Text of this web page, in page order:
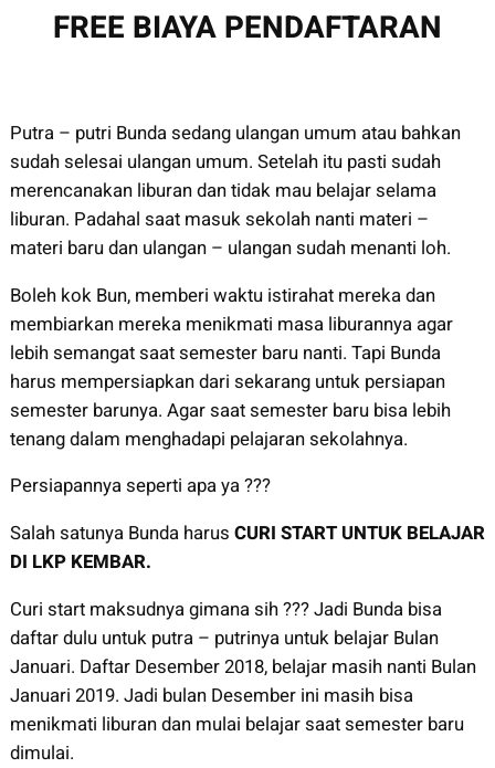
FREE BIAYA PENDAFTARAN
Putra – putri Bunda sedang ulangan umum atau bahkan
sudah selesai ulangan umum. Setelah itu pasti sudah
merencanakan liburan dan tidak mau belajar selama
liburan. Padahal saat masuk sekolah nanti materi –
materi baru dan ulangan – ulangan sudah menanti loh.
Boleh kok Bun, memberi waktu istirahat mereka dan
membiarkan mereka menikmati masa liburannya agar
lebih semangat saat semester baru nanti. Tapi Bunda
harus mempersiapkan dari sekarang untuk persiapan
semester barunya. Agar saat semester baru bisa lebih
tenang dalam menghadapi pelajaran sekolahnya.
Persiapannya seperti apa ya ???
Salah satunya Bunda harus CURI START UNTUK BELAJAR
DI LKP KEMBAR.
Curi start maksudnya gimana sih ??? Jadi Bunda bisa
daftar dulu untuk putra – putrinya untuk belajar Bulan
Januari. Daftar Desember 2018, belajar masih nanti Bulan
Januari 2019. Jadi bulan Desember ini masih bisa
menikmati liburan dan mulai belajar saat semester baru
dimulai.